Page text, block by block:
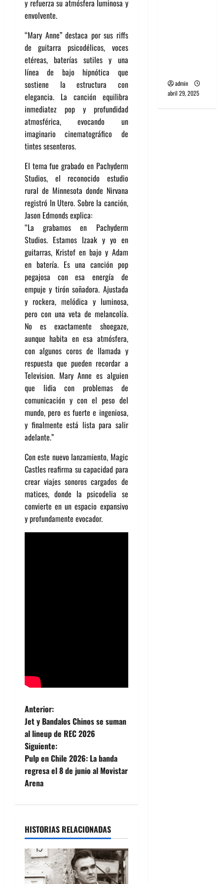
y refuerza su atmósfera luminosa y
envolvente.
“Mary Anne” destaca por sus riffs
de guitarra psicodélicos, voces
etéreas, baterías sutiles y una
línea de bajo hipnótica que
sostiene la estructura con
elegancia. La canción equilibra
inmediatez pop y profundidad
atmosférica, evocando un
imaginario cinematográfico de
tintes sesenteros.
El tema fue grabado en Pachyderm
Studios, el reconocido estudio
rural de Minnesota donde Nirvana
registró In Utero. Sobre la canción,
Jason Edmonds explica:
“La grabamos en Pachyderm
Studios. Estamos Izaak y yo en
guitarras, Kristof en bajo y Adam
en batería. Es una canción pop
pegajosa con esa energía de
empuje y tirón soñadora. Ajustada
y rockera, melódica y luminosa,
pero con una veta de melancolía.
No es exactamente shoegaze,
aunque habita en esa atmósfera,
con algunos coros de llamada y
respuesta que pueden recordar a
Television. Mary Anne es alguien
que lidia con problemas de
comunicación y con el peso del
mundo, pero es fuerte e ingeniosa,
y finalmente está lista para salir
adelante.”
Con este nuevo lanzamiento, Magic
Castles reafirma su capacidad para
crear viajes sonoros cargados de
matices, donde la psicodelia se
convierte en un espacio expansivo
y profundamente evocador.
N
a
v
e
c
i
ó
Anterior:
Jet y Bandalos Chinos se suman
al lineup de REC 2026
Siguiente:
Pulp en Chile 2026: La banda
regresa el 8 de junio al Movistar
Arena
HISTORIAS RELACIONADAS
admin
abril 29, 2025